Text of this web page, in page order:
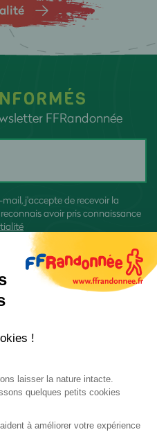
FFRandonnée
j'accepte de recevoir la
avoir pris connaissance
!
laisser la nature intacte.
quelques petits cookies
à améliorer votre expérience